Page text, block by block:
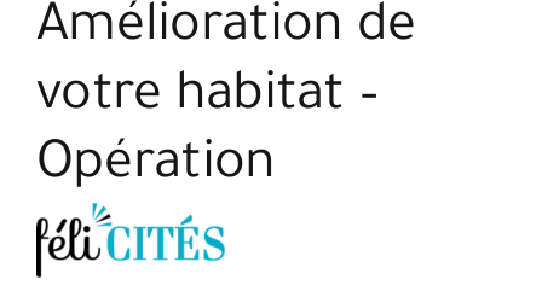
Amélioration de
votre habitat –
Opération